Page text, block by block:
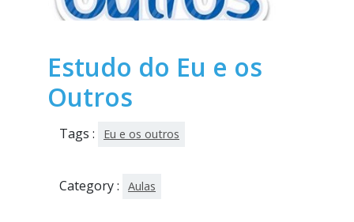
Estudo do Eu e os
Outros
Tags : Eu e os outros
Category : Aulas